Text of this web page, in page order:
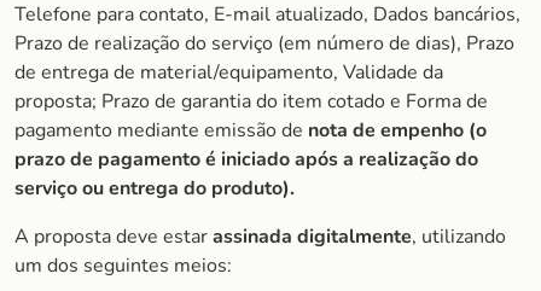
Telefone para contato, E-mail atualizado, Dados bancários,
Prazo de realização do serviço (em número de dias), Prazo
de entrega de material/equipamento, Validade da
proposta; Prazo de garantia do item cotado e Forma de
pagamento mediante emissão de nota de empenho (o
prazo de pagamento é iniciado após a realização do
serviço ou entrega do produto).
A proposta deve estarassinada digitalmente, utilizando
um dos seguintes meios: